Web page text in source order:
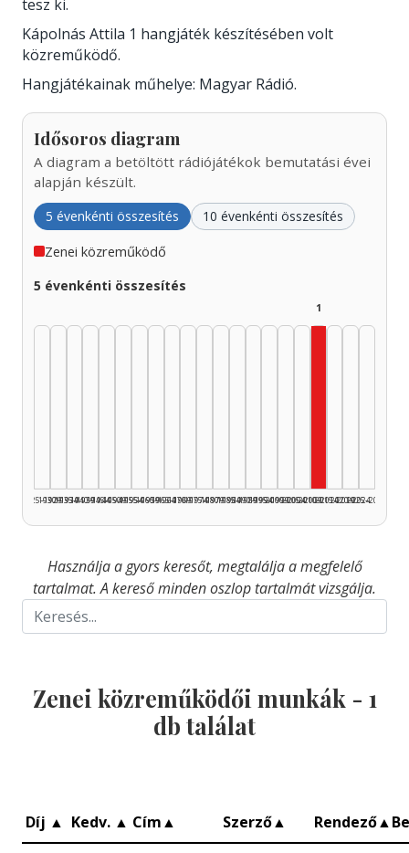
tesz ki.
Kápolnás Attila 1 hangjáték készítésében volt
közreműködő.
Hangjátékainak műhelye: Magyar Rádió.
Idősoros diagram
A diagram a betöltött rádiójátékok bemutatási évei
alapján készült.
5 évenkénti összesítés 10 évenkénti összesítés
Zenei közreműködő
5 évenkénti összesítés
1925–1929
1930–1934
1935–1939
1940–1944
1945–1949
1950–1954
1955–1959
1960–1964
1965–1969
1970–1974
1975–1979
1980–1984
1985–1989
1990–1994
1995–1999
2000–2004
2005–2009
1
2010–2014
2015–2019
2020–2024
2025–2026
Használja a gyors keresőt, megtalálja a megfelelő
tartalmat. A kereső minden oszlop tartalmát vizsgálja.
Zenei közreműködői munkák - 1
db találat
Díj ▲ Kedv. ▲ Cím▲ Szerző▲ Rendező▲